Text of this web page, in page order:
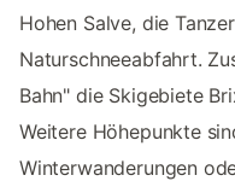
Hohen Salve, die
Naturschneeabfahrt.
Bahn" die Skigebiete
Weitere Höhepunkte
Winterwanderungen